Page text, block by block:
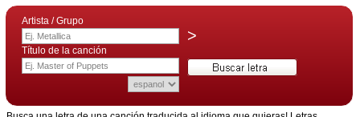
Artista / Grupo
>
Título de la canción